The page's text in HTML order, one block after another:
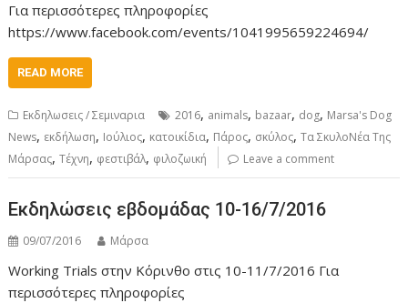
Για περισσότερες πληροφορίες
https://www.facebook.com/events/1041995659224694/
READ MORE
Εκδηλωσεις / Σεμιναρια 2016, animals, bazaar, dog, Marsa's Dog
News, εκδήλωση, Ιούλιος, κατοικίδια, Πάρος, σκύλος,Τα ΣκυλοΝέα Της
Μάρσας,Τέχνη, φεστιβάλ, φιλοζωική Leave a comment
Εκδηλώσεις εβδομάδας 10-16/7/2016
09/07/2016 Μάρσα
Working Trials στην Κόρινθο στις 10-11/7/2016 Για
περισσότερες πληροφορίες